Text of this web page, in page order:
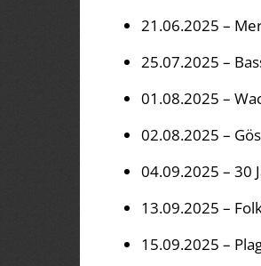
21.06.2025 –
25.07.2025 –
01.08.2025 –
02.08.2025 –
04.09.2025 – 30
13.09.2025 –
15.09.2025 –